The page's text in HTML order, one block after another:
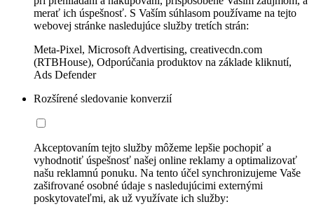
merať ich úspešnosť. S Vaším súhlasom používame na tejto
webovej stránke nasledujúce služby tretích strán:
Meta-Pixel, Microsoft Advertising, creativecdn.com
(RTBHouse), Odporúčania produktov na základe kliknutí,
Ads Defender
Rozšírené sledovanie konverzií
Akceptovaním tejto služby môžeme lepšie pochopiť a
vyhodnotiť úspešnosť našej online reklamy a optimalizovať
našu reklamnú ponuku. Na tento účel synchronizujeme Vaše
zašifrované osobné údaje s nasledujúcimi externými
poskytovateľmi, ak už využívate ich služby: